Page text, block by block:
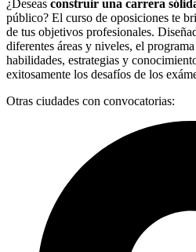
¿Deseas construir una carrera
público? El curso de oposiciones te
de tus objetivos profesionales.
diferentes áreas y niveles, el
habilidades, estrategias y
exitosamente los desafíos de los
Otras ciudades con convocatorias: